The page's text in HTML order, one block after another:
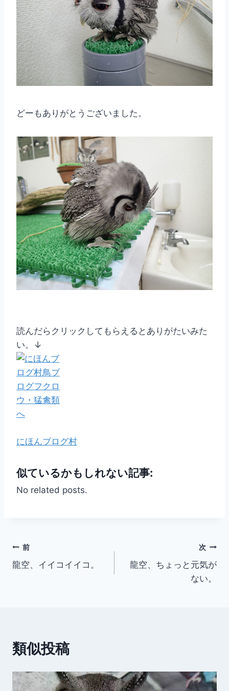
どーもありがとうございました。
読んだらクリックしてもらえるとありがたいみた
い。↓
にほんブログ村
似ているかもしれない記事:
No related posts.
投
稿
ー
シ
前
龍空、イイコイイコ。
次
龍空、ちょっと元気が
ない。
類似投稿